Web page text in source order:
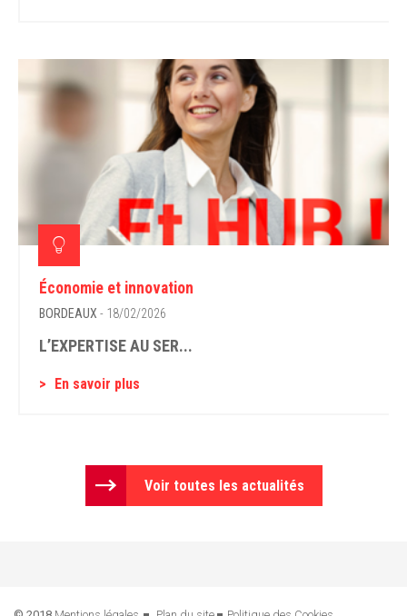
Économie et innovation
BORDEAUX - 18/02/2026
L’EXPERTISE AU SER...
En savoir plus
Voir toutes les actualités